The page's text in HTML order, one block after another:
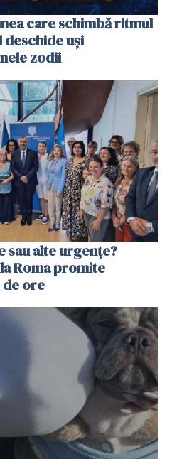
care schimbă ritmul
deschide uși
zodii
sau alte urgențe?
Roma promite
ore